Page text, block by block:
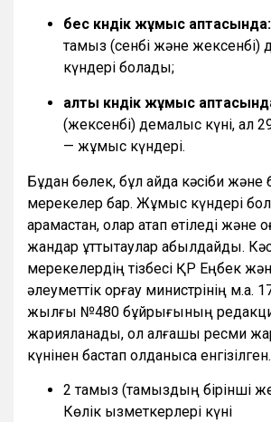
бес күндік жұмыс аптасында:
тамыз (сенбі және жексенбі)
күндері болады;
алты күндік жұмыс
(жексенбі) демалыс күні, ал
— жұмыс күндері.
Бұдан бөлек, бұл айда кәсіби және
мерекелер бар. Жұмыс күндері
қарамастан, олар атап өтіледі және
жандар құттықтаулар қабылдайды.
мерекелердің тізбесі ҚР Еңбек
әлеуметтік қорғау министрінің м.а.
жылғы №480 бұйрығының
жарияланады, ол алғашқы ресми
күнінен бастап қолданысқа енгізілген.
2 тамыз (тамыздың бірінші
Көлік қызметкерлері күні